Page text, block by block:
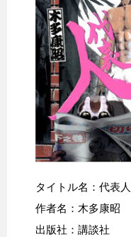
タイトル名：代表人
作者名：木多康昭
出版社：講談社